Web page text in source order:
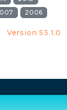
2006
Version 53.1.0